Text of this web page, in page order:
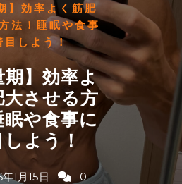
】効率よく筋肥
法！睡眠や食事
目しよう！
期】効率よ
大させる方
眠や食事に
よう！
1月15日
0